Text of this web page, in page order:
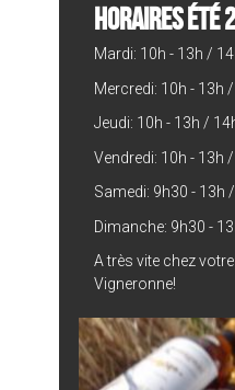
HORAIRES
Mardi: 10h - 13h /
Mercredi: 10h - 13h
Jeudi: 10h - 13h /
Vendredi: 10h - 13h
Samedi: 9h30 - 13h
Dimanche: 9h30 -
A très vite chez
Vigneronne!